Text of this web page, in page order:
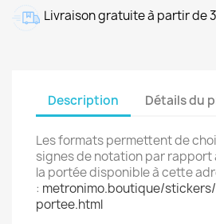
Livraison gratuite à partir de
Description Détails du
Les formats permettent de
signes de notation par rapport
la portée disponible à cette
: metronimo.boutique/
portee.html